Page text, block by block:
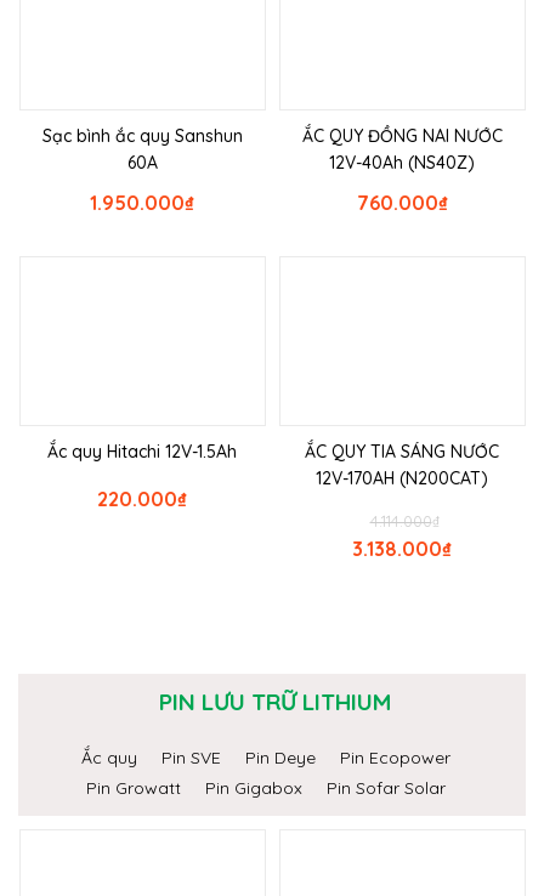
Sạc bình ắc quy Sanshun
60A
₫
1.950.000
ẮC QUY ĐỒNG NAI NƯỚC
12V-40Ah (NS40Z)
₫
760.000
Ắc quy Hitachi 12V-1.5Ah
₫
220.000
ẮC QUY TIA SÁNG NƯỚC
12V-170AH (N200CAT)
₫
4.114.000
₫
3.138.000
PIN LƯU TRỮ LITHIUM
Ắc quy Pin SVE Pin Deye
Pin Ecopower
Pin Growatt
Pin Gigabox Pin Sofar Solar